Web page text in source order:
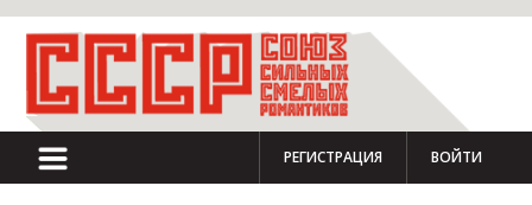
РЕГИСТРАЦИЯ ВОЙТИ